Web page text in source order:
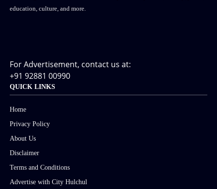
education, culture, and more.
For Advertisement, contact us at:
+91 92881 00990
QUICK LINKS
Home
Privacy Policy
About Us
Disclaimer
Terms and Conditions
Advertise with City Hulchul